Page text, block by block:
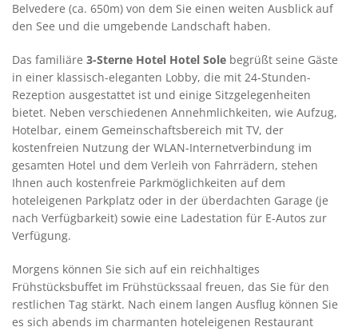
Belvedere (ca. 650m) von dem Sie einen weiten Ausblick auf
den See und die umgebende Landschaft haben.
Das familiäre 3-Sterne Hotel Hotel Sole begrüßt seine Gäste
in einer klassisch-eleganten Lobby, die mit 24-Stunden-
Rezeption ausgestattet ist und einige Sitzgelegenheiten
bietet. Neben verschiedenen Annehmlichkeiten, wie Aufzug,
Hotelbar, einem Gemeinschaftsbereich mit TV, der
kostenfreien Nutzung der WLAN-Internetverbindung im
gesamten Hotel und dem Verleih von Fahrrädern, stehen
Ihnen auch kostenfreie Parkmöglichkeiten auf dem
hoteleigenen Parkplatz oder in der überdachten Garage (je
nach Verfügbarkeit) sowie eine Ladestation für E-Autos zur
Verfügung.
Morgens können Sie sich auf ein reichhaltiges
Frühstücksbuffet im Frühstückssaal freuen, das Sie für den
restlichen Tag stärkt. Nach einem langen Ausflug können Sie
es sich abends im charmanten hoteleigenen Restaurant